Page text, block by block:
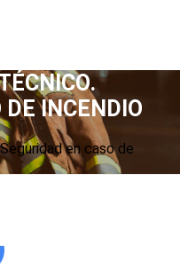
DE INCENDIO
en caso de